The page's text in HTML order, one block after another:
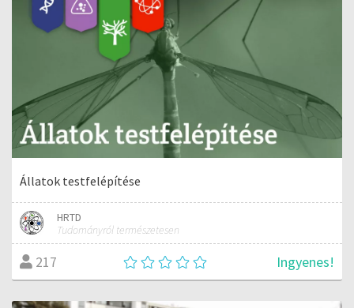
Állatok testfelépítése
HRTD
Tudományról természetesen
217 Ingyenes!